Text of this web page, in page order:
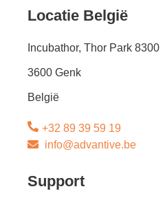
Locatie België
Incubathor, Thor Park 8300
3600 Genk
België
+32 89 39 59 19
info@advantive.be
Support